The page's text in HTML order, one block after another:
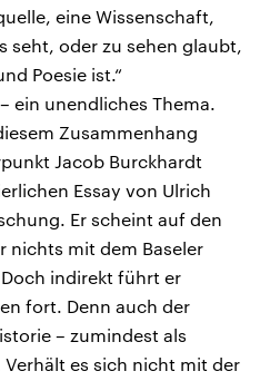
eine Wissenschaft,
seht, oder zu sehen glaubt,
Poesie ist.“
ein unendliches Thema.
Zusammenhang
Jacob Burckhardt
Essay von Ulrich
Er scheint auf den
nichts mit dem Baseler
indirekt führt er
fort. Denn auch der
– zumindest als
es sich nicht mit der